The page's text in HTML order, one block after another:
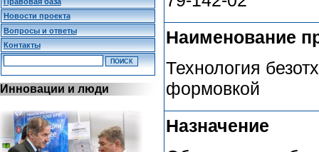
Наименование
Технология
формовкой
Назначение
Новости проекта
Вопросы и ответы
Контакты
Инновации и люди